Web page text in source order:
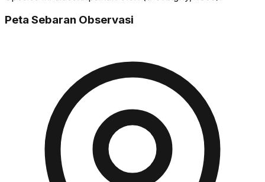
Peta Sebaran Observasi